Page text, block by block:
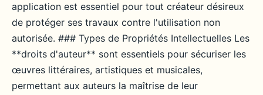
application est essentiel pour tout créateur désireux
de protéger ses travaux contre l'utilisation non
autorisée. ### Types de Propriétés Intellectuelles Les
**droits d'auteur** sont essentiels pour sécuriser les
œuvres littéraires, artistiques et musicales,
permettant aux auteurs la maîtrise de leur